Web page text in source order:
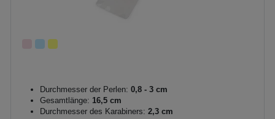
Durchmesser der Perlen: 0,8 - 3 cm
Gesamtlänge: 16,5 cm
Durchmesser des Karabiners: 2,3 cm